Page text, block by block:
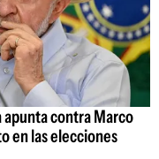
apunta contra Marco
en las elecciones